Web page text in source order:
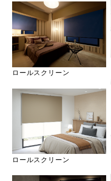
ロールスクリーン
ロールスクリーン